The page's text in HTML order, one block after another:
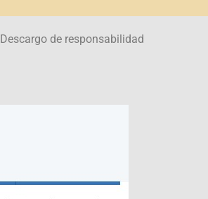
Descargo de responsabilidad